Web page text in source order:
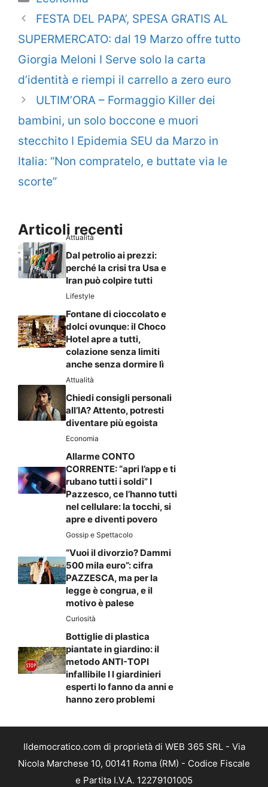
FESTA DEL PAPA’, SPESA GRATIS AL
SUPERMERCATO: dal 19 Marzo offre tutto
Giorgia Meloni I Serve solo la carta
d’identità e riempi il carrello a zero euro
ULTIM’ORA – Formaggio Killer dei
bambini, un solo boccone e muori
stecchito I Epidemia SEU da Marzo in
Italia: “Non compratelo, e buttate via le
scorte”
Articoli recenti
Attualità
Dal petrolio ai prezzi:
perché la crisi tra Usa e
Iran può colpire tutti
Lifestyle
Fontane di cioccolato e
dolci ovunque: il Choco
Hotel apre a tutti,
colazione senza limiti
anche senza dormire lì
Attualità
Chiedi consigli personali
all’IA? Attento, potresti
diventare più egoista
Economia
Allarme CONTO
CORRENTE: “apri l’app e ti
rubano tutti i soldi” I
Pazzesco, ce l’hanno tutti
nel cellulare: la tocchi, si
apre e diventi povero
Gossip e Spettacolo
“Vuoi il divorzio? Dammi
500 mila euro”: cifra
PAZZESCA, ma per la
legge è congrua, e il
motivo è palese
Curiosità
Bottiglie di plastica
piantate in giardino: il
metodo ANTI-TOPI
infallibile I I giardinieri
esperti lo fanno da anni e
hanno zero problemi
Ildemocratico.com di proprietà di WEB 365 SRL - Via
Nicola Marchese 10, 00141 Roma (RM) - Codice Fiscale
e Partita I.V.A. 12279101005